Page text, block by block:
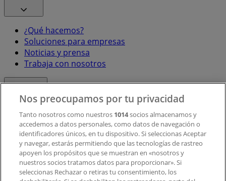
¿Qué hacemos?
Soluciones para empresas
Noticias y prensa
Trabaja con nosotros
Contacto comercial y de marketing
Tienda mal colocada en el mapa
Notificar un folleto
¿Encontraste un problema en la web o en la
aplicación?
Nos preocupamos por tu privacidad
Tanto nosotros como nuestros 1014socios almacenamos y
accedemos a datos personales, como datos de navegación o
identificadores únicos, en tu dispositivo. Si seleccionas Aceptar
y navegar, estarás permitiendo que las tecnologías de rastreo
apoyen los propósitos que se muestran en «nosotros y
nuestros socios tratamos datos para proporcionar». Si
seleccionas Rechazar o retiras tu consentimiento, los